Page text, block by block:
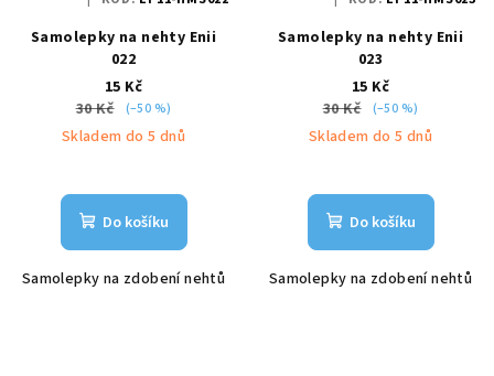
Samolepky na nehty Enii
022
15 Kč
30 Kč
(–50 %)
Skladem do 5 dnů
Do košíku
Samolepky na zdobení nehtů
Samolepky na nehty Enii
023
15 Kč
30 Kč
(–50 %)
Skladem do 5 dnů
Do košíku
Samolepky na zdobení nehtů